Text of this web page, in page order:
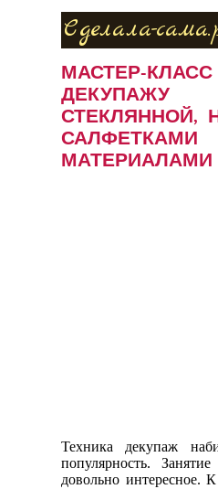
Сделала-
МАСТЕР-
СТЕКЛЯННОЙ,
МАТЕРИАЛАМИ
Техника декупаж
популярность.
довольно интересное.